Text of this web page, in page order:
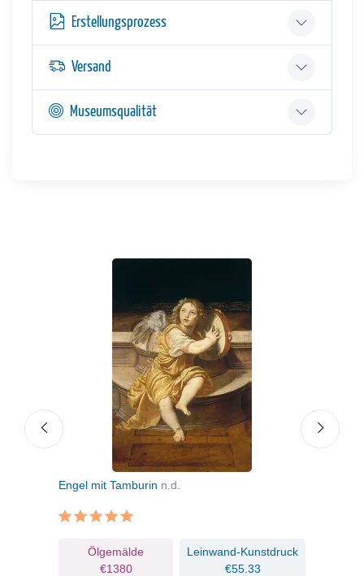
Erstellungsprozess
Versand
Museumsqualität
Engel mit Tamburin n.d.
Ölgemälde
€1380
Leinwand-Kunstdruck
€55.33